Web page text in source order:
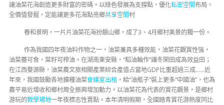
讓油菜花海創造更多財富的密碼。以綠色發展為支撐點，優化私密空間布局，
全價值發掘，定能讓更多花海點亮鄉共享空間村
春和景明，一片片油菜花海扮靚山鄉，成了3、4月鄉村美景的獨一份。
作為我國四年夜油料作物之一，油菜兼具多種效能，油菜花觀賞性強，
油菜薹可食，菜籽可榨油。在湖南東安縣，“稻油輪作”讓冬閑田成為效益田；
在江西婺源縣，油菜農文旅相關產業綜合產值占當地GDP比重超過三成……近
年來，我國鼓勵各地擴種油菜會議室出租 ，給“油瓶子”裝上更多“中國油”，也為
農平易近增收和鄉村周全振興增加動力。以油菜花為代表的賞花觀景，是鄉村
游玩的教學場地一年夜標志性賣點。本年清明假期，全國踏青賞花游熱度同比